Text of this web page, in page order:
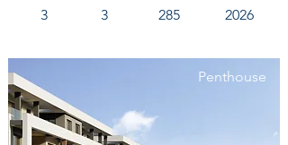
3 3 285 2026
Penthouse